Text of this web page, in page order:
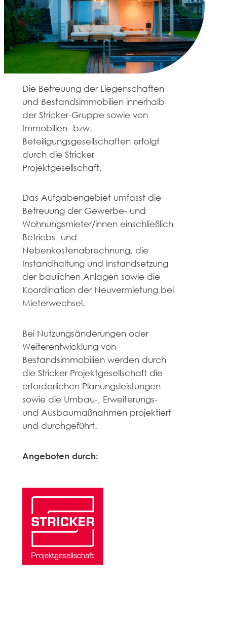
Die Betreuung der Liegenschaften
und Bestandsimmobilien innerhalb
der Stricker-Gruppe sowie von
Immobilien- bzw.
Beteiligungsgesellschaften erfolgt
durch die Stricker
Projektgesellschaft.
Das Aufgabengebiet umfasst die
Betreuung der Gewerbe- und
Wohnungsmieter/innen einschließlich
Betriebs- und
Nebenkostenabrechnung, die
Instandhaltung und Instandsetzung
der baulichen Anlagen sowie die
Koordination der Neuvermietung bei
Mieterwechsel.
Bei Nutzungsänderungen oder
Weiterentwicklung von
Bestandsimmobilien werden durch
die Stricker Projektgesellschaft die
erforderlichen Planungsleistungen
sowie die Umbau-, Erweiterungs-
und Ausbaumaßnahmen projektiert
und durchgeführt.
Angeboten durch: